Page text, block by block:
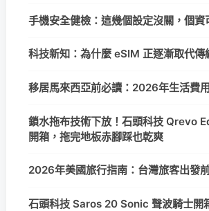
手機安全健檢：這幾個設定沒關，個資
科技新知：為什麼 eSIM 正逐漸取代傳
移居馬來西亞前必讀：2026年生活費
鎖水拖布技術下放！石頭科技 Qrevo
開箱，拖完地板赤腳踩也乾爽
2026年美國旅行指南：台灣旅客出發
石頭科技 Saros 20 Sonic 聲波騎士開